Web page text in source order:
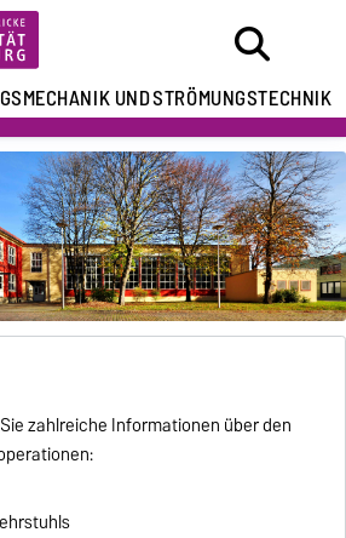
UNDSTRÖMUNGSTECHNIK
zahlreiche Informationen über den